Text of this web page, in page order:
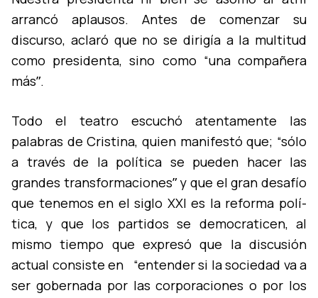
arrancó aplausos. Antes de comenzar su
discurso, aclaró que no se dirigí­a a la multitud
como presidenta, sino como “una compañera
másˮ.
Todo el teatro escuchó atentamente las
palabras de Cristina, quien manifestó que; “sólo
a través de la polí­tica se pueden hacer las
grandes transformacionesˮ y que el gran desafí­o
que tenemos en el siglo XXI es la reforma polí­
tica, y que los partidos se democraticen, al
mismo tiempo que expresó que la discusión
actual consiste en “entender si la sociedad va a
ser gobernada por las corporaciones o por los